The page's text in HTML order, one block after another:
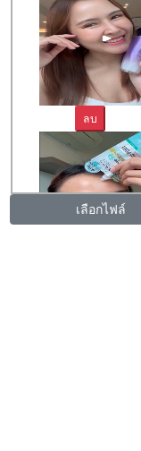
ลบ
เลือกไฟล์